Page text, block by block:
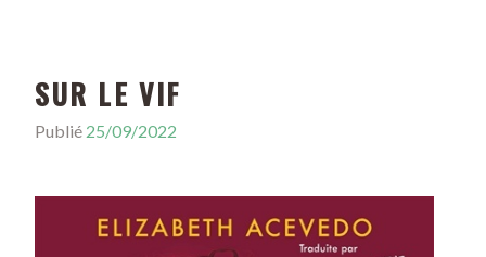
SUR LE VIF
Publié 25/09/2022